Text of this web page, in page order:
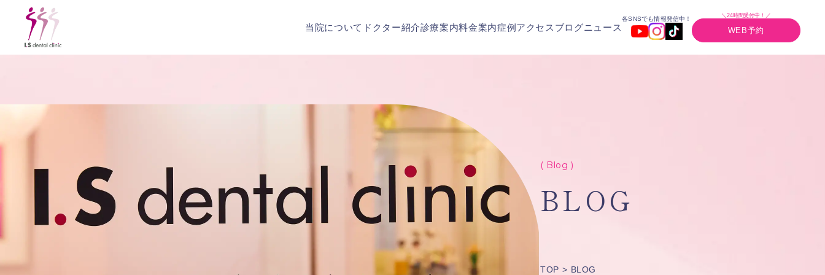
当院について ドクター紹介診療案内料金案内症例アクセス ブログニュース
各SNSでも情報発信中！
＼24時間受付中！／
WEB予約
( Blog )
BLOG
TOP BLOG